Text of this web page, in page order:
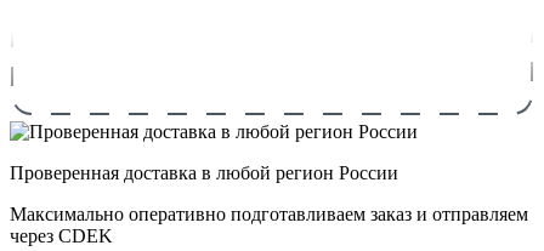
Проверенная доставка в любой регион России
Максимально оперативно подготавливаем заказ и отправляем
через CDEK